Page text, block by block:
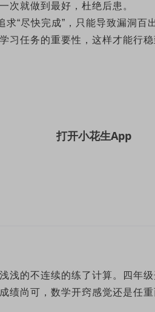
次就做到最好，杜绝后患。
求“尽快完成”，只能导致漏洞
习任务的重要性，这样才能行稳
浅的不连续的练了计算。四年
绩尚可，数学开窍感觉还是任重